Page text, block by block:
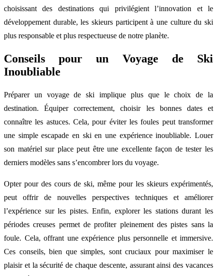
choisissant des destinations qui privilégient l’innovation et le
développement durable, les skieurs participent à une culture du ski
plus responsable et plus respectueuse de notre planète.
Conseils pour un Voyage de Ski
Inoubliable
Préparer un voyage de ski implique plus que le choix de la
destination. Équiper correctement, choisir les bonnes dates et
connaître les astuces. Cela, pour éviter les foules peut transformer
une simple escapade en ski en une expérience inoubliable. Louer
son matériel sur place peut être une excellente façon de tester les
derniers modèles sans s’encombrer lors du voyage.
Opter pour des cours de ski, même pour les skieurs expérimentés,
peut offrir de nouvelles perspectives techniques et améliorer
l’expérience sur les pistes. Enfin, explorer les stations durant les
périodes creuses permet de profiter pleinement des pistes sans la
foule. Cela, offrant une expérience plus personnelle et immersive.
Ces conseils, bien que simples, sont cruciaux pour maximiser le
plaisir et la sécurité de chaque descente, assurant ainsi des vacances